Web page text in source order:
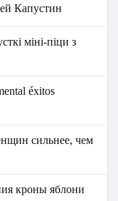
Капустин
міні-піци з
éxitos
сильнее, чем
кроны яблони